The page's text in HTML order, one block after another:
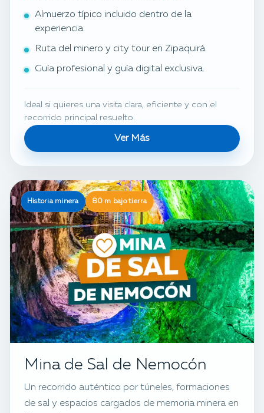
Almuerzo típico incluido dentro de la
experiencia.
Ruta del minero y city tour en Zipaquirá.
Guía profesional y guía digital exclusiva.
Ideal si quieres una visita clara, eficiente y con el
recorrido principal resuelto.
Ver Más
Historia minera 80 m bajo tierra
Mina de Sal de Nemocón
Un recorrido auténtico por túneles, formaciones
de sal y espacios cargados de memoria minera en